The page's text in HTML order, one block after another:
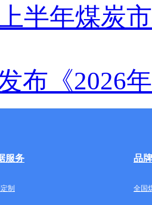
半年煤炭
布《2026
服务 品
制 全国